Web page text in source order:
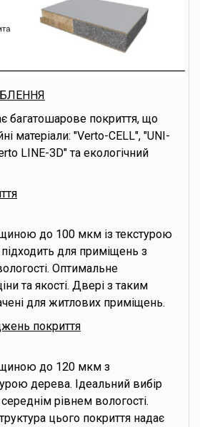
багатошарове покриття, що
матеріали: "Verto-CELL", "UNI-
LINE-3D" та екологічний
до 100 мкм із текстурою
для приміщень з
Оптимальне
та якості. Двері з таким
для житлових приміщень.
покриття
до 120 мкм з
дерева. Ідеальний вибір
рівнем вологості.
цього покриття надає